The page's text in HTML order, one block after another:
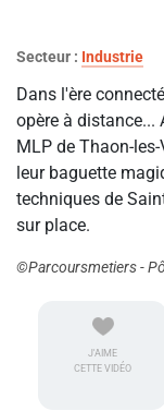
Secteur : Industrie
Dans l'ère
opère à distance...
MLP de Thaon-
leur baguette
techniques de
sur place.
©Parcoursmetiers -
J'AIME
CETTE VIDÉO